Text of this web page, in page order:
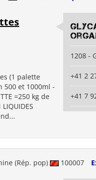
(1 palette
500 et 1000ml -
=250 kg de
1208 -
+41 2
+41 7
(Rép. pop) 100007